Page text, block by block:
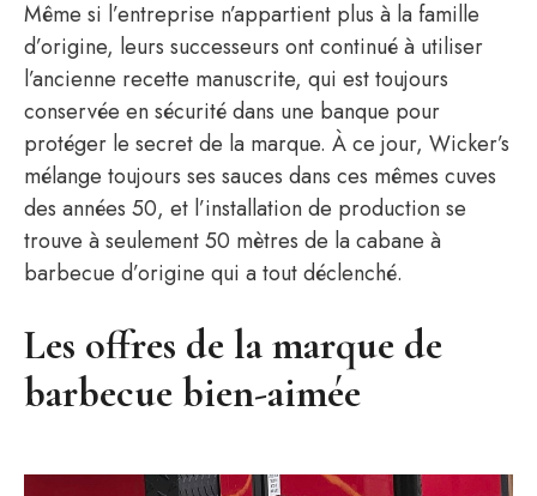
Même si l’entreprise n’appartient plus à la famille
d’origine, leurs successeurs ont continué à utiliser
l’ancienne recette manuscrite, qui est toujours
conservée en sécurité dans une banque pour
protéger le secret de la marque. À ce jour, Wicker’s
mélange toujours ses sauces dans ces mêmes cuves
des années 50, et l’installation de production se
trouve à seulement 50 mètres de la cabane à
barbecue d’origine qui a tout déclenché.
Les offres de la marque de
barbecue bien-aimée